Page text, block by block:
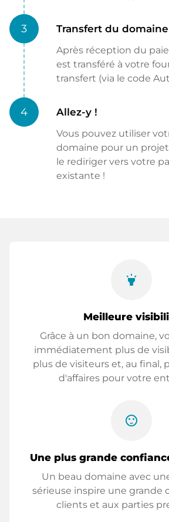
3 Transfert du domaine
Après réception du
est transféré à votre
transfert (via le code
4 Allez-y !
Vous pouvez utiliser
domaine pour un
le rediriger vers votre
existante !
highlight
Meilleure
Grâce à un bon domaine,
immédiatement plus de
plus de visiteurs et, au final,
d'affaires pour votre
sentiment_satisfied
Une plus grande
Un beau domaine avec
sérieuse inspire une grande
clients et aux parties